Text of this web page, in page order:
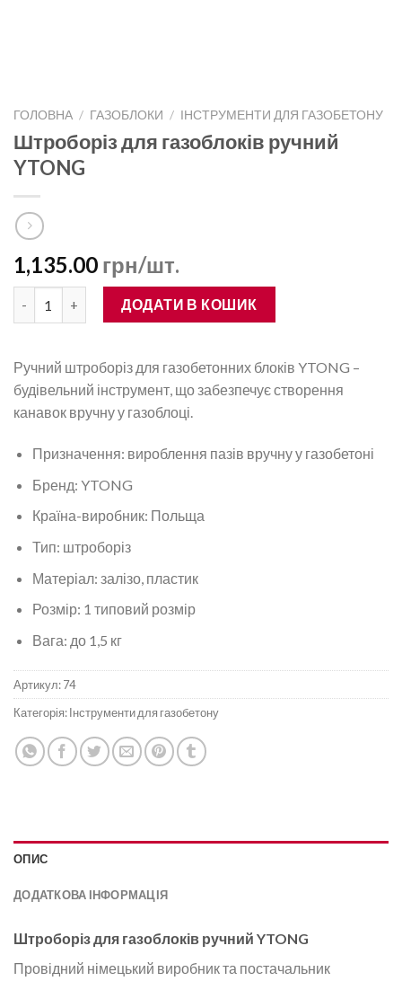
ГОЛОВНА / ГАЗОБЛОКИ / ІНСТРУМЕНТИ ДЛЯ ГАЗОБЕТОНУ
Штроборіз для газоблоків ручний
YTONG
1,135.00 грн/шт.
Штроборіз для газоблоків ручний YTONG кількість
ДОДАТИ В КОШИК
Ручний штроборіз для газобетонних блоків YTONG –
будівельний інструмент, що забезпечує створення
канавок вручну у газоблоці.
Призначення: вироблення пазів вручну у газобетоні
Бренд: YTONG
Країна-виробник: Польща
Тип: штроборіз
Матеріал: залізо, пластик
Розмір: 1 типовий розмір
Вага: до 1,5 кг
Артикул:74
Категорія:Інструменти для газобетону
ОПИС
ДОДАТКОВА ІНФОРМАЦІЯ
Штроборіз для газоблоків ручний YTONG
Провідний німецький виробник та постачальник